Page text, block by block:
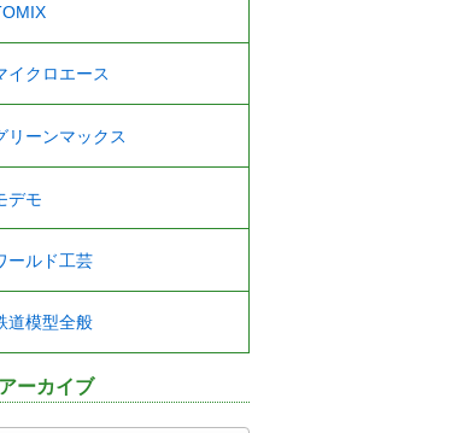
イクロエース
リーンマックス
デモ
ールド工芸
道模型全般
アーカイブ